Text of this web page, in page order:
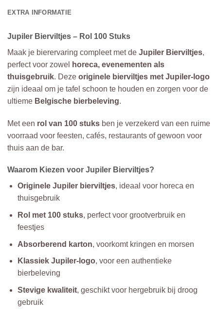
EXTRA INFORMATIE
Jupiler Bierviltjes – Rol 100 Stuks
Maak je bierervaring compleet met de Jupiler Bierviltjes,
perfect voor zowel
horeca, evenementen als
thuisgebruik. Deze originele bierviltjes met Jupiler-logo
zijn ideaal om je tafel schoon te houden en zorgen voor de
ultieme Belgische bierbeleving.
Met een rol van 100 stuks ben je verzekerd van een ruime
voorraad voor feesten, cafés, restaurants of gewoon voor
thuis aan de bar.
Waarom Kiezen voor Jupiler Bierviltjes?
Originele Jupiler bierviltjes, ideaal voor horeca en
thuisgebruik
Rol met 100 stuks, perfect voor grootverbruik en
feestjes
Absorberend karton, voorkomt kringen en morsen
Klassiek Jupiler-logo, voor een authentieke
bierbeleving
Stevige kwaliteit, geschikt voor hergebruik bij droog
gebruik